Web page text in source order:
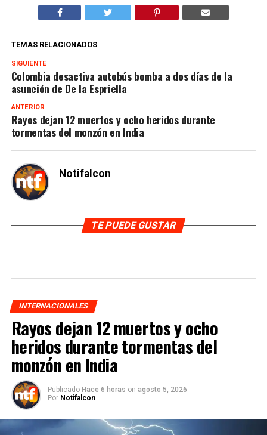
TEMAS RELACIONADOS
SIGUIENTE
Colombia desactiva autobús bomba a dos días de la
asunción de De la Espriella
ANTERIOR
Rayos dejan 12 muertos y ocho heridos durante
tormentas del monzón en India
Notifalcon
TE PUEDE GUSTAR
INTERNACIONALES
Rayos dejan 12 muertos y ocho
heridos durante tormentas del
monzón en India
Publicado Hace 6 horas on agosto 5, 2026
Por Notifalcon